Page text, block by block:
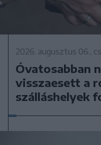
2026. augusztus 06.,
Óvatosabban
visszaesett a
szálláshelyek